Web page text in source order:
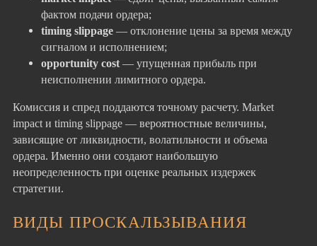
фактом подачи ордера;
timing slippage — отклонение цены за время между
сигналом и исполнением;
opportunity cost— упущенная прибыль при
неисполнении лимитного ордера.
Комиссия и спред поддаются точному расчету. Market
impact и timing slippage — вероятностные величины,
зависящие от ликвидности, волатильности и объема
ордера. Именно они создают наибольшую
неопределенность при оценке реальных издержек
стратегии.
ВИДЫ ПРОСКАЛЬЗЫВАНИЯ